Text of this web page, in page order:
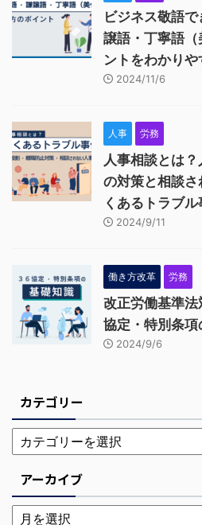
ビジネス敬語
譲語・丁寧語
ントをわかりや
2024/11/6
人事 労務
人事相談とは
の対策と相談さ
くあるトラブル
2024/9/11
働き方改革 労務
改正労働基準法
協定・特別条
2024/9/6
カテゴリー
アーカイブ